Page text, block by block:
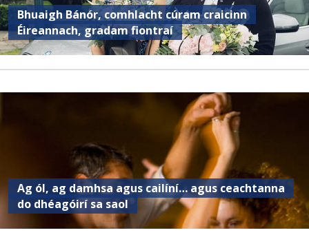
Bhuaigh Bánór, comhlacht cúram craicinn
Éireannach, gradam fiontraí
Ag ól, ag damhsa agus cailíní… agus ceachtanna
do dhéagóirí sa saol